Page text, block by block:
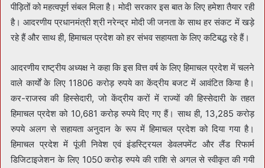
पीड़ितों को महत्वपूर्ण संबल मिला है। मोदी सरकार इस बात के लिए हमेशा तैयार रही
है। आदरणीय प्रधानमंत्री श्री नरेन्द्र मोदी जी जनता के साथ हर संकट में खड़े
रहे हैं और साथ ही, हिमाचल प्रदेश को हर संभव सहायता के लिए कटिबद्ध रहे हैं।
आदरणीय राष्ट्रीय अध्यक्ष ने कहा कि इस वित्त वर्ष के लिए हिमाचल प्रदेश में चलने
वाले कार्यों के लिए 11806 करोड़ रुपये का केंद्रीय बजट में आवंटित किया है।
कर-राजस्व की हिस्सेदारी, जो केंद्रीय करों में राज्यों की हिस्सेदारी के तहत
हिमाचल प्रदेश को 10,681 करोड़ रुपये दिए गए हैं। साथ ही, 13,285 करोड़
रुपये अलग से सहायता अनुदान के रूप में हिमाचल प्रदेश को दिया गया है।
हिमाचल प्रदेश में पूंजी निवेश एवं इंडस्ट्रियल डेवलपमेंट और लैंड रिफार्म
डिजिटाइजेशन के लिए 1050 करोड़ रुपये की राशि से अगल से स्वीकृत की गयी